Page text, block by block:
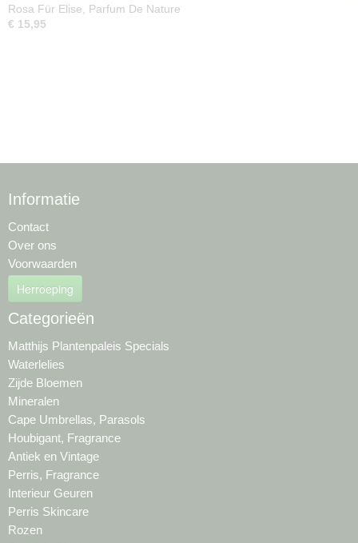
Rosa Für Elise, Parfum De Nature
€ 15,95
Informatie
Contact
Over ons
Voorwaarden
Herroeping
Categorieën
Matthijs Plantenpaleis Specials
Waterlelies
Zijde Bloemen
Mineralen
Cape Umbrellas, Parasols
Houbigant, Fragrance
Antiek en Vintage
Perris, Fragrance
Interieur Geuren
Perris Skincare
Rozen